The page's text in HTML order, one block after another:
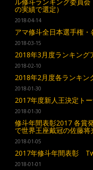
の実績で選定）
2018-04-14
アマ修斗全日本選手権
2018-03-15
2018年3月度ランキング
2018-02-10
2018年2月度各ランキン
2018-01-30
2017年度新人王決定ト
2018-01-30
修斗年間表彰2017 各
で世界王座戴冠の佐藤
2018-01-05
2017年修斗年間表彰
2018-01-01